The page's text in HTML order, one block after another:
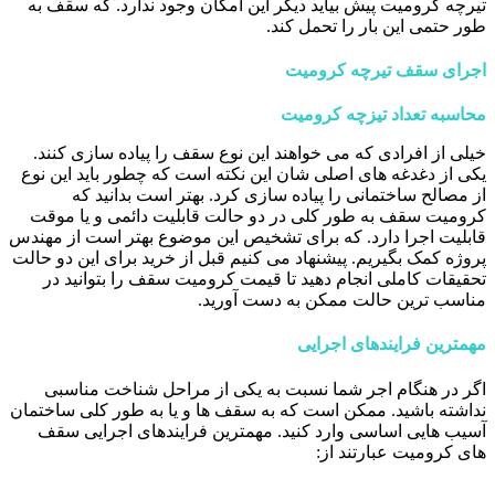
تیرچه کرومیت پیش بیاید دیگر این امکان وجود ندارد. که سقف به
طور حتمی این بار را تحمل کند.
اجرای سقف تیرچه کرومیت
محاسبه تعداد تیزچه کرومیت
خیلی از افرادی که می خواهند این نوع سقف را پیاده سازی کنند.
یکی از دغدغه های اصلی شان این نکته است که چطور باید این نوع
از مصالح ساختمانی را پیاده سازی کرد. بهتر است بدانید که
کرومیت سقف به طور کلی در دو حالت قابلیت دائمی و یا موقت
قابلیت اجرا دارد. که برای تشخیص این موضوع بهتر است از مهندس
پروژه کمک بگیریم. پیشنهاد می کنیم قبل از خرید برای این دو حالت
تحقیقات کاملی انجام دهید تا قیمت کرومیت سقف را بتوانید در
مناسب ترین حالت ممکن به دست آورید.
مهمترین فرایندهای اجرایی
اگر در هنگام اجر شما نسبت به یکی از مراحل شناخت مناسبی
نداشته باشید. ممکن است که به سقف ها و یا به طور کلی ساختمان
آسیب هایی اساسی وارد کنید. مهمترین فرایندهای اجرایی سقف
های کرومیت عبارتند از: